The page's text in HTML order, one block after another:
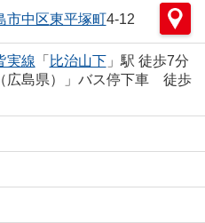
市中区東平塚町4-12
実線 「 比治山下」駅 徒歩7分
広島県）」バス停下車 徒歩